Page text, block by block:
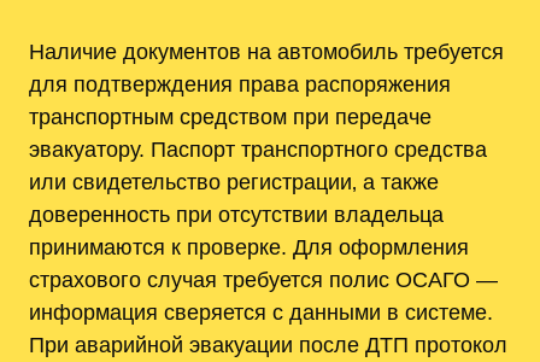
Наличие документов на автомобиль требуется
для подтверждения права распоряжения
транспортным средством при передаче
эвакуатору. Паспорт транспортного средства
или свидетельство регистрации‚ а также
доверенность при отсутствии владельца
принимаются к проверке. Для оформления
страхового случая требуется полис ОСАГО —
информация сверяется с данными в системе.
При аварийной эвакуации после ДТП протокол